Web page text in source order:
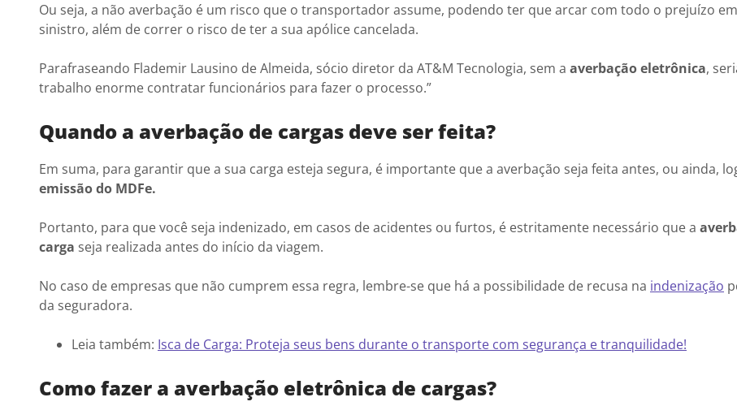
Ou seja, a não averbação é um risco que o transportador assume, podendo ter que arcar com todo o prejuízo
sinistro, além de correr o risco de ter a sua apólice cancelada.
Parafraseando Flademir Lausino de Almeida, sócio diretor da AT&M Tecnologia, sem a averbação eletrônica,
trabalho enorme contratar funcionários para fazer o processo.”
Quando a averbação de cargas deve ser feita?
Em suma, para garantir que a sua carga esteja segura, é importante que a averbação seja feita antes, ou ainda,
emissão do MDFe.
Portanto, para que você seja indenizado, em casos de acidentes ou furtos, é estritamente necessário que a
carga seja realizada antes do início da viagem.
No caso de empresas que não cumprem essa regra, lembre-se que há a possibilidade de recusa na indenização
da seguradora.
Leia também: Isca de Carga: Proteja seus bens durante o transporte com segurança e tranquilidade!
Como fazer a averbação eletrônica de cargas?